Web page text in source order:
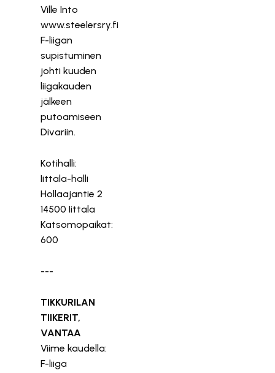
Ville Into
www.steelersry.fi
F-liigan
supistuminen
johti kuuden
liigakauden
jälkeen
putoamiseen
Divariin.
Kotihalli:
Iittala-halli
Hollaajantie 2
14500 Iittala
Katsomopaikat:
600
---
TIKKURILAN
TIIKERIT,
VANTAA
Viime kaudella:
F-liiga